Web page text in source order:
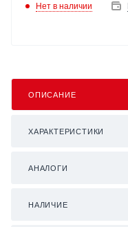
Нет в наличии
ОПИСАНИЕ
ХАРАКТЕРИСТИКИ
АНАЛОГИ
НАЛИЧИЕ